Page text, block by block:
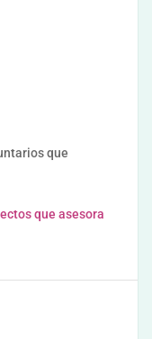
que
que asesora